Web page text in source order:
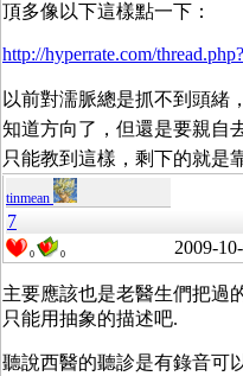
頂多像以下這樣點一下：
http://hyperrate.com/
以前對濡脈總是抓不到頭緒
知道方向了，但還是要親自
只能教到這樣，剩下的就是
tinmean
7
0 0 2009-
主要應該也是老醫生們把過
只能用抽象的描述吧.
聽說西醫的聽診是有錄音可